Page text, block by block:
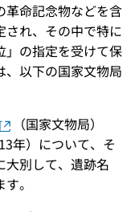
革命記念物などを含
され、その中で特に
」の指定を受けて保
以下の国家文物局
（国家文物局）
年）について、そ
大別して、遺跡名
。